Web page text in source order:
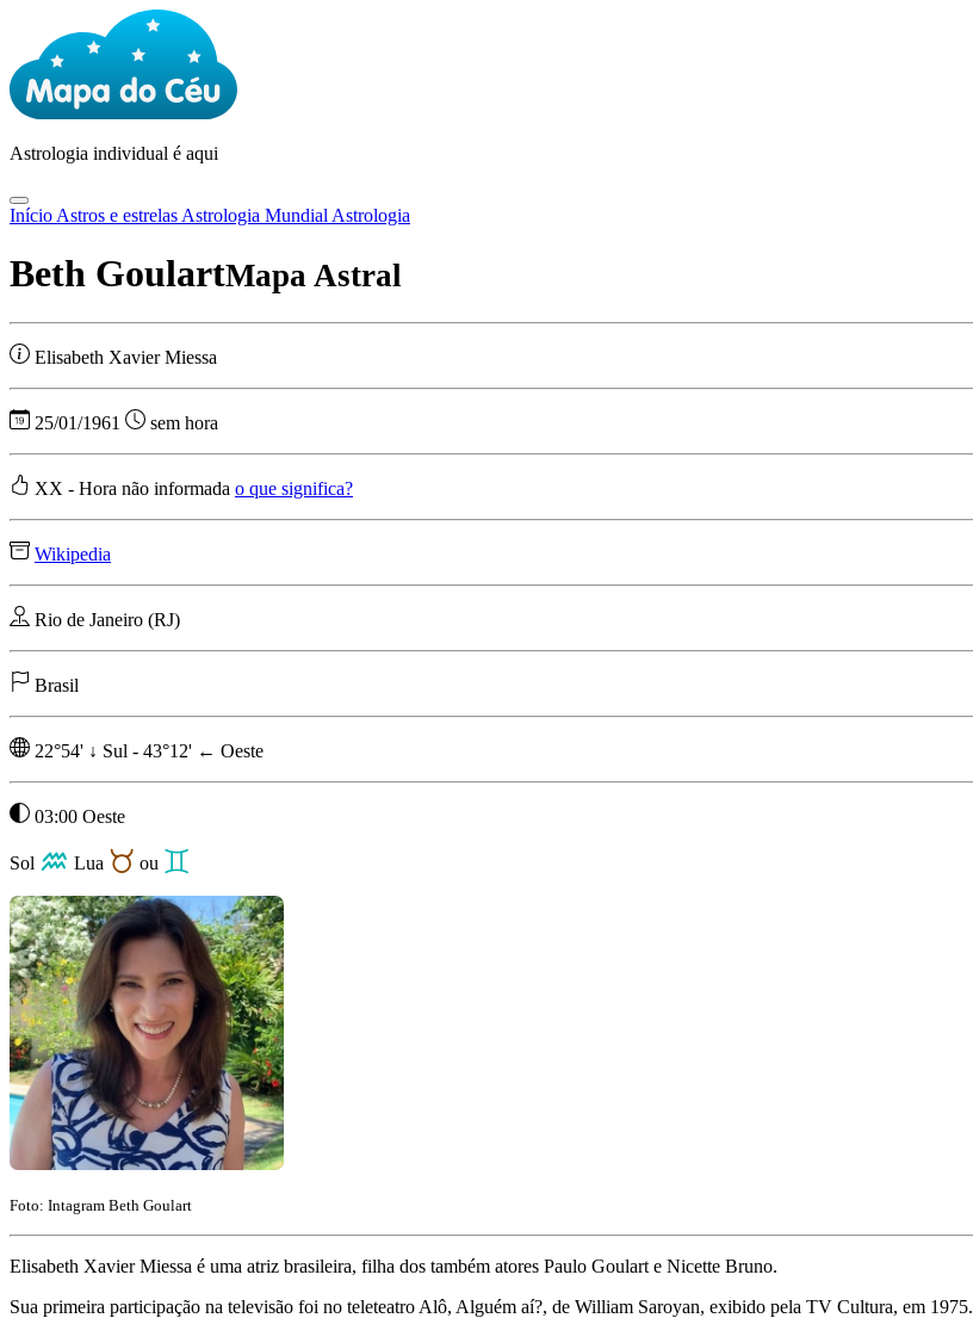
Astrologia individual é aqui
Início Astros e estrelas Astrologia Mundial Astrologia
Beth GoulartMapa Astral
Elisabeth Xavier Miessa
25/01/1961 sem hora
XX - Hora não informada o que significa?
Wikipedia
Rio de Janeiro (RJ)
Brasil
22°54' ↓ Sul - 43°12' ← Oeste
03:00 Oeste
Sol Lua ou
Foto: Intagram Beth Goulart
Elisabeth Xavier Miessa é uma atriz brasileira, filha dos também atores Paulo Goulart e Nicette Bruno.
Sua primeira participação na televisão foi no teleteatro Alô, Alguém aí?, de William Saroyan, exibido pela TV Cultura, em 1975.